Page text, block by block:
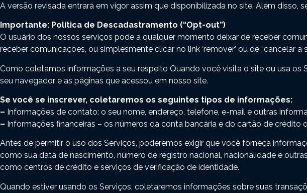
A versão revisada entrará em vigor assim que disponibilizada no site. Além disso,
Importante: Política de Descadastramento (“Opt-out”)
O usuário dos nossos serviços pode a qualquer momento deixar de receber
receber comunicações, ou simplesmente clicar no link ‘remover’ ou de “cancelar
Como coletamos informações a seu respeito Quando você visita o site ou usa
seu navegador e as páginas que acessou em nosso site.
Se você se inscrever, coletaremos os seguintes tipos de informações:
– Informações de contato: o seu nome, endereço, telefone, e-mail e outras
– Informações financeiras – os números da conta bancária e do cartão de crédito
Antes de permitir o uso dos Serviços, poderemos exigir que você forneça
como sua data de nascimento, número de registro nacional, nacionalidade e
como centros de crédito e serviços de verificação de identidade.
Quando estiver usando os Serviços, coletaremos informações sobre suas